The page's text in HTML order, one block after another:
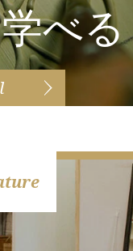
べる